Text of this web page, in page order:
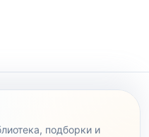
подборки и